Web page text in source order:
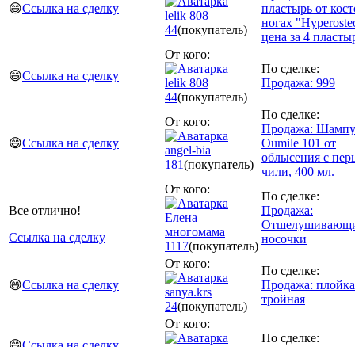
😄Ссылка на сделку
lelik 808
44(покупатель)
пластырь от
ногах
цена за 4
😄Ссылка на сделку
От кого:
lelik 808
44(покупатель)
По сделке:
Продажа: 999
😄Ссылка на сделку
От кого:
angel-bia
181(покупатель)
По сделке:
Продажа:
Oumile 101 от
облысения с
чили, 400 мл.
Все отлично!
Ссылка на сделку
От кого:
Елена
многомама
1117(покупатель)
По сделке:
Продажа:
носочки
😄Ссылка на сделку
От кого:
sanya.krs
24(покупатель)
По сделке:
Продажа: плойка
тройная
От кого:
По сделке: